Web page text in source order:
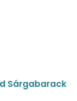
Sárgabarack